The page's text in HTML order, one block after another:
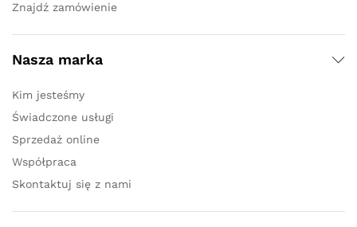
Znajdź zamówienie
Nasza marka
Kim jesteśmy
Świadczone usługi
Sprzedaż online
Współpraca
Skontaktuj się z nami